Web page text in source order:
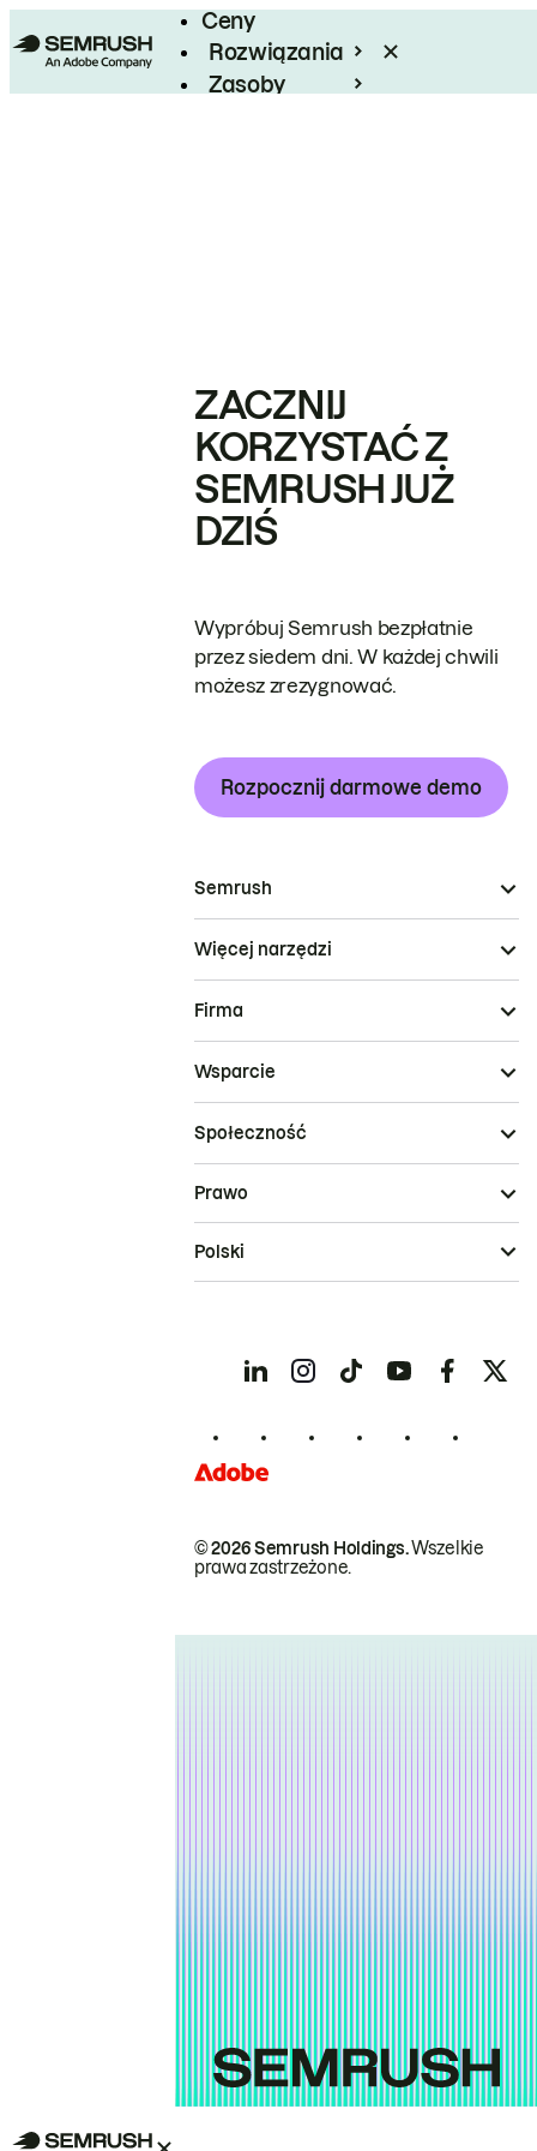
Ceny
Rozwiązania
Zasoby
ZACZNIJ
KORZYSTAĆ Z
SEMRUSH JUŻ
DZIŚ
Wypróbuj Semrush bezpłatnie
przez siedem dni. W każdej chwili
możesz zrezygnować.
Rozpocznij darmowe demo
Semrush
Więcej narzędzi
Firma
Wsparcie
Społeczność
© 2026 Semrush Holdings.Wszelkie
prawa zastrzeżone.
Prawo
Polski